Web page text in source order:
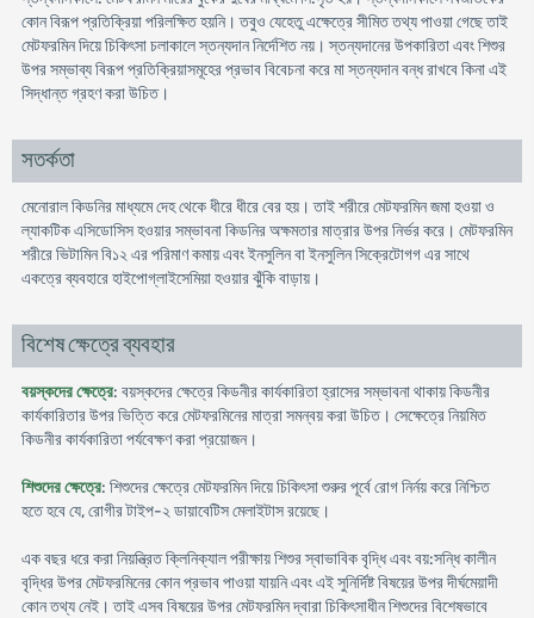
কোন বিরূপ প্রতিক্রিয়া পরিলক্ষিত হয়নি। তবুও যেহেতু এক্ষেত্রে সীমিত তথ্য পাওয়া গেছে তাই
মেটফরমিন দিয়ে চিকিৎসা চলাকালে স্তন্যদান নির্দেশিত নয়। স্তন্যদানের উপকারিতা এবং শিশুর
উপর সম্ভাব্য বিরূপ প্রতিক্রিয়াসমূহের প্রভাব বিবেচনা করে মা স্তন্যদান বন্ধ রাখবে কিনা এই
সিদ্ধান্ত গ্রহণ করা উচিত।
সতর্কতা
মেনোরাল কিডনির মাধ্যমে দেহ থেকে ধীরে ধীরে বের হয়। তাই শরীরে মেটফরমিন জমা হওয়া ও
ল্যাকটিক এসিডোসিস হওয়ার সম্ভাবনা কিডনির অক্ষমতার মাত্রার উপর নির্ভর করে। মেটফরমিন
শরীরে ভিটামিন বি১২ এর পরিমাণ কমায় এবং ইনসুলিন বা ইনসুলিন সিক্রেটোগগ এর সাথে
একত্রে ব্যবহারে হাইপোগ্লাইসেমিয়া হওয়ার ঝুঁকি বাড়ায়।
বিশেষ ক্ষেত্রে ব্যবহার
বয়স্কদের ক্ষেত্রে: বয়স্কদের ক্ষেত্রে কিডনীর কার্যকারিতা হ্রাসের সম্ভাবনা থাকায় কিডনীর
কার্যকারিতার উপর ভিত্তি করে মেটফরমিনের মাত্রা সমন্বয় করা উচিত। সেক্ষেত্রে নিয়মিত
কিডনীর কার্যকারিতা পর্যবেক্ষণ করা প্রয়োজন।
শিশুদের ক্ষেত্রে: শিশুদের ক্ষেত্রে মেটফরমিন দিয়ে চিকিৎসা শুরুর পূর্বে রোগ নির্নয় করে নিশ্চিত
হতে হবে যে, রোগীর টাইপ-২ ডায়াবেটিস মেলাইটাস রয়েছে।
এক বছর ধরে করা নিয়ন্ত্রিত ক্লিনিক্যাল পরীক্ষায় শিশুর স্বাভাবিক বৃদ্ধি এবং বয়:সন্ধি কালীন
বৃদ্ধির উপর মেটফরমিনের কোন প্রভাব পাওয়া যায়নি এবং এই সুনির্দিষ্ট বিষয়ের উপর দীর্ঘমেয়াদী
কোন তথ্য নেই। তাই এসব বিষয়ের উপর মেটফরমিন দ্বারা চিকিৎসাধীন শিশুদের বিশেষভাবে